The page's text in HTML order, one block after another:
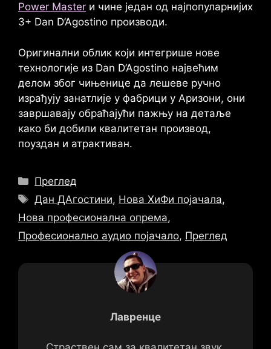
Power Master и чине један од најпопуларнијих
3+ Dan D’Agostino производи.
Оригинални облик који интегрише нове
технологије из Dan D’Agostino највећим
делом због чињенице да лешеве ручно
израђују занатлије у фабрици у Аризони, они
завршавају обраћајући пажњу на детаље
како би добили квалитетан производ,
поуздан и атрактиван.
Категорије
Преглед
Ознаке
Дан ДАгостини, Нова ХиФи појачала,
Нова професионална опрема,
Професионално аудио појачало, Преглед
Лавренце